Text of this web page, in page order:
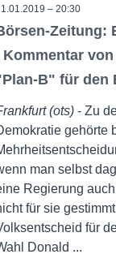
– 20:30
Zeitung:
Kommentar
B" für den
(ots) - Zu
gehörte
man selbst
Regierung
für sie
für
Donald ...